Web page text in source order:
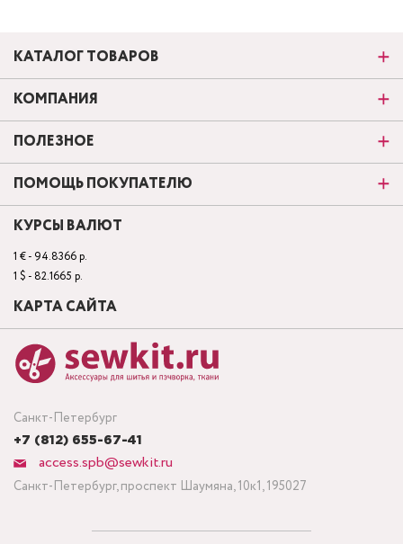
Санкт-Петербург
+7 (812) 655-67-41
access.spb@sewkit.ru
Санкт-Петербург, проспект Шаумяна, 10к1, 195027
КАТАЛОГ ТОВАРОВ
КОМПАНИЯ
ПОЛЕЗНОЕ
ПОМОЩЬ ПОКУПАТЕЛЮ
КУРСЫ ВАЛЮТ
1 € - 94.8366 р.
1 $ - 82.1665 р.
КАРТА САЙТА